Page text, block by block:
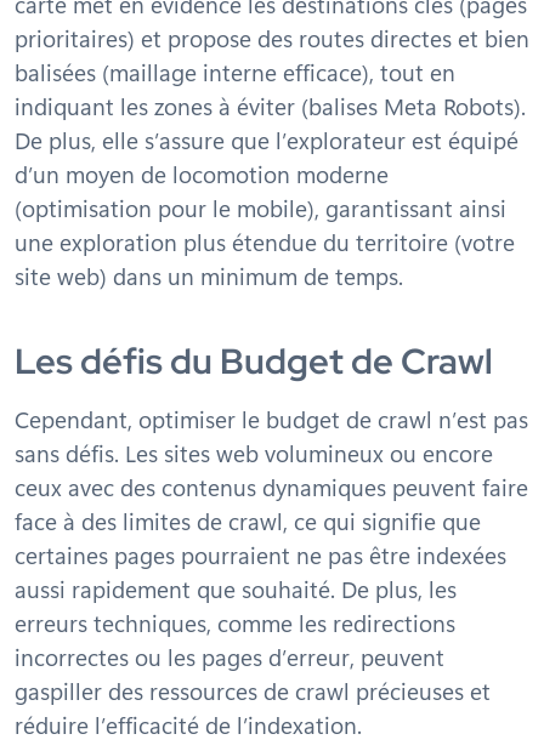
prioritaires) et propose des routes directes et bien
balisées (maillage interne efficace), tout en
indiquant les zones à éviter (balises Meta Robots).
De plus, elle s’assure que l’explorateur est équipé
d’un moyen de locomotion moderne
(optimisation pour le mobile), garantissant ainsi
une exploration plus étendue du territoire (votre
site web) dans un minimum de temps.
Les défis du Budget de Crawl
Cependant, optimiser le budget de crawl n’est pas
sans défis. Les sites web volumineux ou encore
ceux avec des contenus dynamiques peuvent faire
face à des limites de crawl, ce qui signifie que
certaines pages pourraient ne pas être indexées
aussi rapidement que souhaité. De plus, les
erreurs techniques, comme les redirections
incorrectes ou les pages d’erreur, peuvent
gaspiller des ressources de crawl précieuses et
réduire l’efficacité de l’indexation.